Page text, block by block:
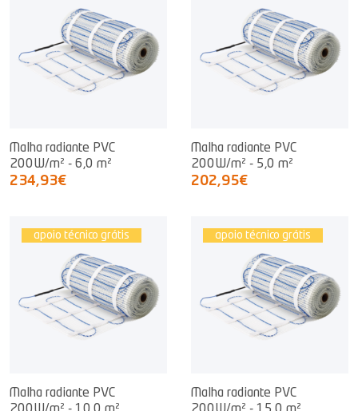
Malha radiante PVC
200W/m² - 6,0 m²
234,93€
Malha radiante PVC
200W/m² - 5,0 m²
202,95€
apoio técnico grátis
Malha radiante PVC
apoio técnico grátis
Malha radiante PVC